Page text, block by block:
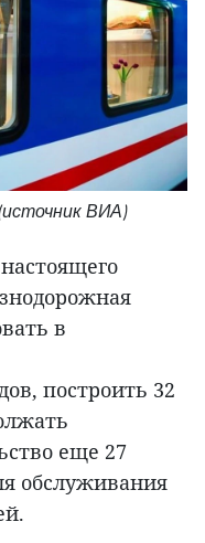
ВИА)
в
построить 32
еще 27
обслуживания